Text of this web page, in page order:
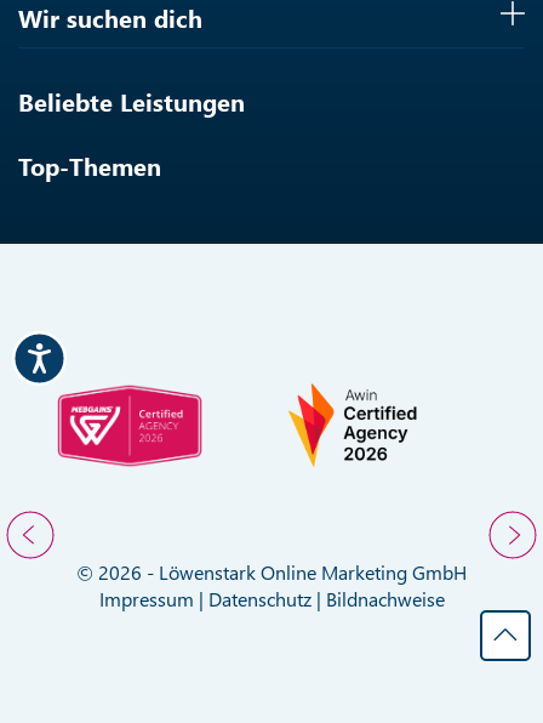
Wir suchen dich
Beliebte Leistungen
Top-Themen
© 2026 - Löwenstark Online Marketing GmbH
Impressum | Datenschutz| Bildnachweise